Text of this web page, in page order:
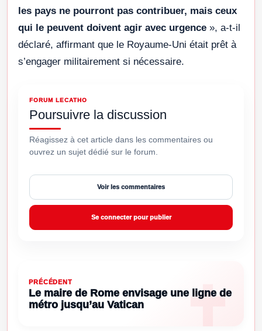
les pays ne pourront pas contribuer, mais ceux
qui le peuvent doivent agir avec urgence », a-t-il
déclaré, affirmant que le Royaume-Uni était prêt à
s’engager militairement si nécessaire.
FORUM LECATHO
Poursuivre la discussion
Réagissez à cet article dans les commentaires ou
ouvrez un sujet dédié sur le forum.
Voir les commentaires
Se connecter pour publier
PRÉCÉDENT
Le maire de Rome envisage une ligne de
métro jusqu’au Vatican